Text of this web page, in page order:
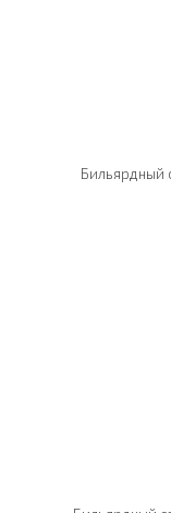
Бильярдный